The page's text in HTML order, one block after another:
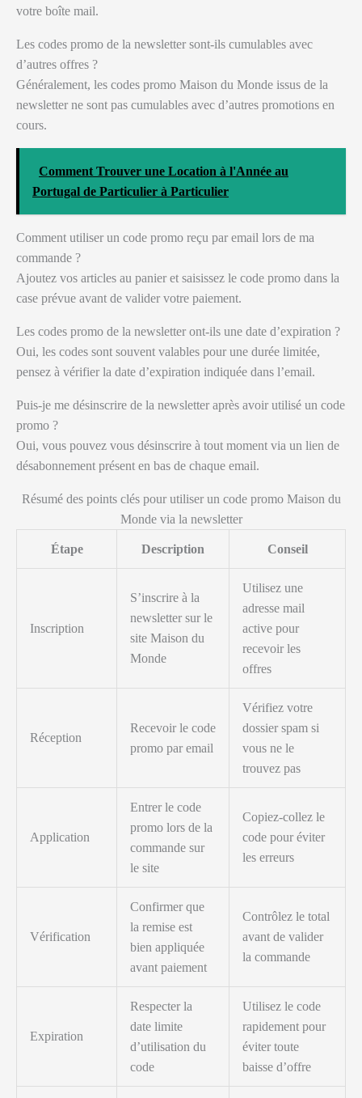
votre boîte mail.
Les codes promo de la newsletter sont-ils cumulables avec
d’autres offres ?
Généralement, les codes promo Maison du Monde issus de la
newsletter ne sont pas cumulables avec d’autres promotions en
cours.
Comment Trouver une Location à l'Année au
Portugal de Particulier à Particulier
Comment utiliser un code promo reçu par email lors de ma
commande ?
Ajoutez vos articles au panier et saisissez le code promo dans la
case prévue avant de valider votre paiement.
Les codes promo de la newsletter ont-ils une date d’expiration ?
Oui, les codes sont souvent valables pour une durée limitée,
pensez à vérifier la date d’expiration indiquée dans l’email.
Puis-je me désinscrire de la newsletter après avoir utilisé un code
promo ?
Oui, vous pouvez vous désinscrire à tout moment via un lien de
désabonnement présent en bas de chaque email.
Résumé des points clés pour utiliser un code promo Maison du
Monde via la newsletter
Étape Description Conseil
Inscription
S’inscrire à la
newsletter sur le
site Maison du
Monde
Utilisez une
adresse mail
active pour
recevoir les
offres
Réception
Recevoir le code
promo par email
Vérifiez votre
dossier spam si
vous ne le
trouvez pas
Application
Entrer le code
promo lors de la
commande sur
le site
Copiez-collez le
code pour éviter
les erreurs
Vérification
Confirmer que
la remise est
bien appliquée
avant paiement
Contrôlez le total
avant de valider
la commande
Expiration
Respecter la
date limite
d’utilisation du
code
Utilisez le code
rapidement pour
éviter toute
baisse d’offre